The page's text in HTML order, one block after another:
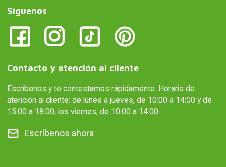
Síguenos
Contacto y atención al cliente
Escríbenos y te contestamos rápidamente. Horario de
atención al cliente: de lunes a jueves, de 10:00 a 14:00 y de
15:00 a 18:00; los viernes, de 10:00 a 14:00.
Escríbenos ahora